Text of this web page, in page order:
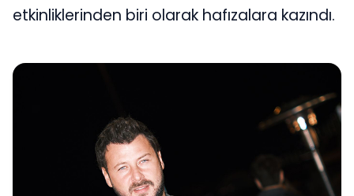
etkinliklerinden biri olarak hafızalara kazındı.